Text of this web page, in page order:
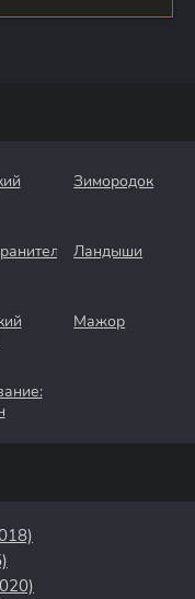
Зимородок
Ландыши
Мажор